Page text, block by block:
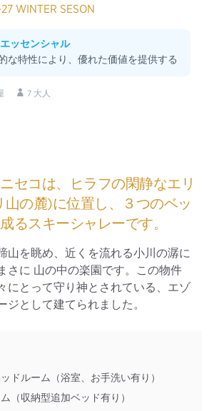
WINTER SESON
ッセンシャル
な特性により、優れた価値を提供する
7 大人
セコは、ヒラフの閑静なエリ
山の麓)に位置し、３つのベッ
るスキーシャレーです。
山を眺め、近くを流れる小川の潺に
さに 山の中の楽園です。この物件
にとって守り神とされている、エゾ
ジとして建てられました。
ドルーム（浴室、お手洗い有り）
（収納型追加ベッド有り）